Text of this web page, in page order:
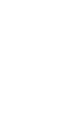
saldıracak